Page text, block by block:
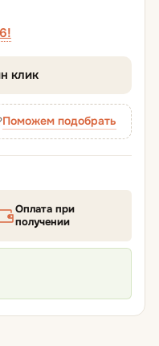
клик
Поможем подобрать
Оплата при
получении